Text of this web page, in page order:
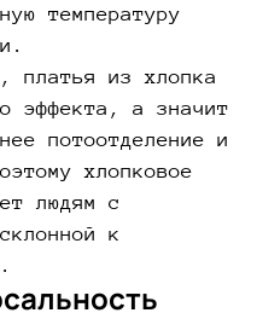
температуру
платья из хлопка
эффекта, а значит
потоотделение и
хлопковое
людям с
к